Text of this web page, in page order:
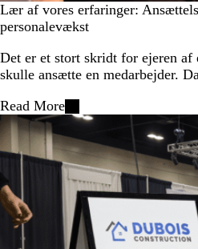
Lær af vores erfaringer:
personalevækst
Det er et stort skridt for ejeren
skulle ansætte en medarbejder.
Read More